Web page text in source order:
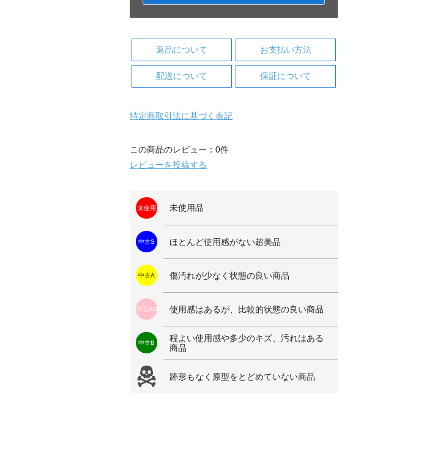
返品について お支払い方法
配送について 保証について
特定商取引法に基づく表記
この商品のレビュー：0件
レビューを投稿する
未使用 未使用品
中古S ほとんど使用感がない超美品
中古A 傷汚れが少なく状態の良い商品
中古AB 使用感はあるが、比較的状態の良い商品
中古B
程よい使用感や多少のキズ、汚れはある
商品
跡形もなく原型をとどめていない商品